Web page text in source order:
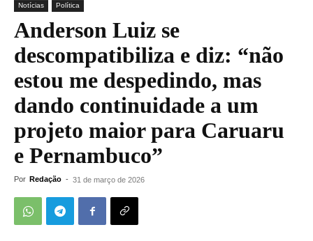
Notícias Política
Anderson Luiz se
descompatibiliza e diz: “não
estou me despedindo, mas
dando continuidade a um
projeto maior para Caruaru
e Pernambuco”
Por Redação - 31 de março de 2026